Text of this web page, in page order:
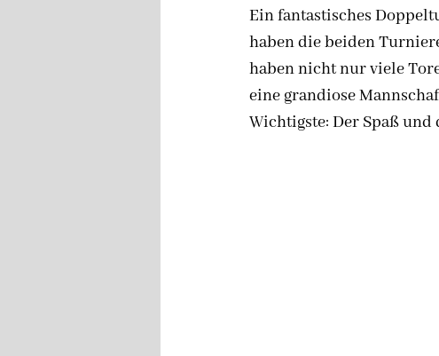
Ein fantastisches
haben die beiden
haben nicht nur viele
eine grandiose
Wichtigste: Der Spaß